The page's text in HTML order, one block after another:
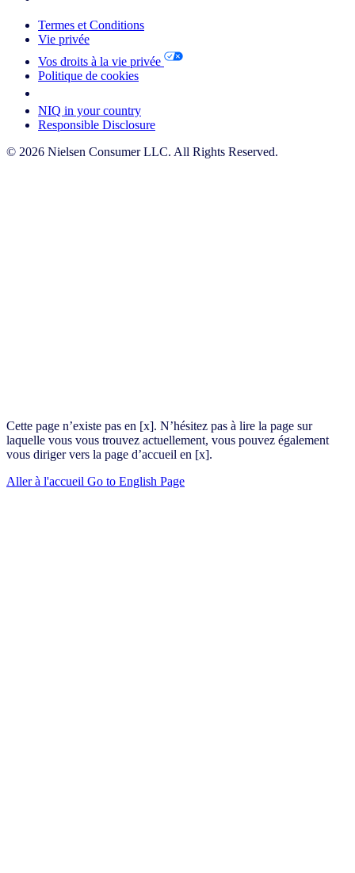
Termes et Conditions
Vie privée
Vos droits à la vie privée
Politique de cookies
NIQ in your country
Responsible Disclosure
© 2026 Nielsen Consumer LLC. All Rights Reserved.
Cette page n’existe pas en [x]. N’hésitez pas à lire la page sur
laquelle vous vous trouvez actuellement, vous pouvez également
vous diriger vers la page d’accueil en [x].
Aller à l'accueil Go to English Page